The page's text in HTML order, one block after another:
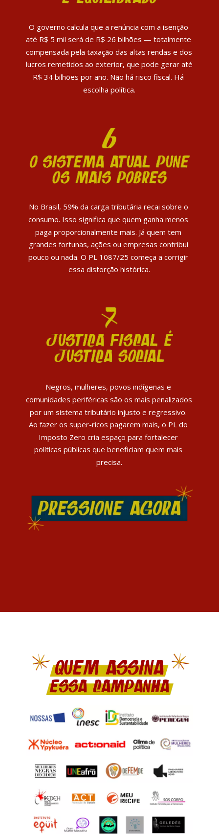
O governo calcula que a renúncia com a isenção
até R$ 5 mil será de R$ 26 bilhões — totalmente
compensada pela taxação das altas rendas e dos
lucros remetidos ao exterior, que pode gerar até
R$ 34 bilhões por ano. Não há risco fiscal. Há
escolha política.
No Brasil, 59% da carga tributária recai sobre o
consumo. Isso significa que quem ganha menos
paga proporcionalmente mais. Já quem tem
grandes fortunas, ações ou empresas contribui
pouco ou nada. O PL 1087/25 começa a corrigir
essa distorção histórica.
Negros, mulheres, povos indígenas e
comunidades periféricas são os mais penalizados
por um sistema tributário injusto e regressivo.
Ao fazer os super-ricos pagarem mais, o PL do
Imposto Zero cria espaço para fortalecer
políticas públicas que beneficiam quem mais
precisa.